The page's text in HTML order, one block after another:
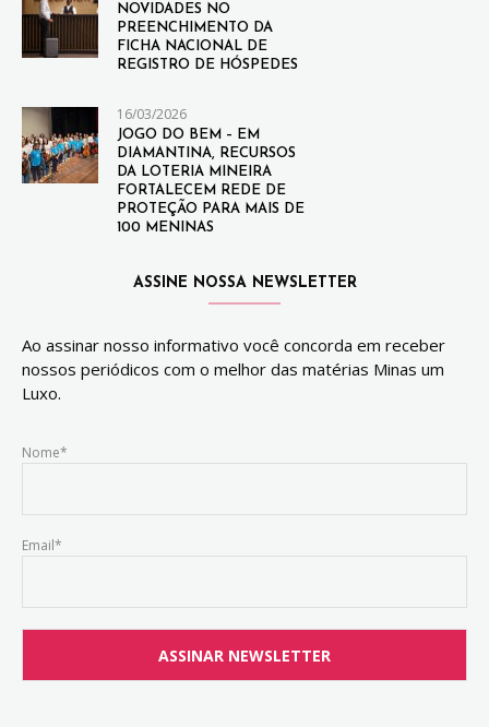
NOVIDADES NO
PREENCHIMENTO DA
FICHA NACIONAL DE
REGISTRO DE HÓSPEDES
16/03/2026
JOGO DO BEM – EM
DIAMANTINA, RECURSOS
DA LOTERIA MINEIRA
FORTALECEM REDE DE
PROTEÇÃO PARA MAIS DE
100 MENINAS
ASSINE NOSSA NEWSLETTER
Ao assinar nosso informativo você concorda em receber
nossos periódicos com o melhor das matérias Minas um
Luxo.
Nome*
Email*